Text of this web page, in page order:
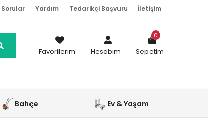
Sorular Yardım Tedarikçi Başvuru İletişim
Favorilerim Hesabım Sepetim
0
Bahçe Ev & Yaşam